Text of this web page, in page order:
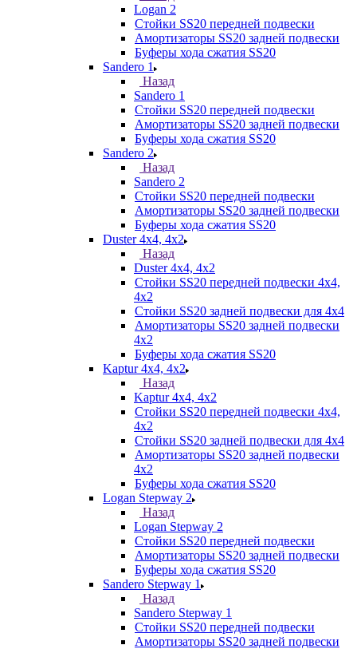
Logan 2
Стойки SS20 передней подвески
Амортизаторы SS20 задней подвески
Буферы хода сжатия SS20
Sandero 1
Назад
Sandero 1
Стойки SS20 передней подвески
Амортизаторы SS20 задней подвески
Буферы хода сжатия SS20
Sandero 2
Назад
Sandero 2
Стойки SS20 передней подвески
Амортизаторы SS20 задней подвески
Буферы хода сжатия SS20
Duster 4х4, 4x2
Назад
Duster 4х4, 4x2
Стойки SS20 передней подвески 4х4,
4x2
Стойки SS20 задней подвески для 4х4
Амортизаторы SS20 задней подвески
4х2
Буферы хода сжатия SS20
Kaptur 4х4, 4х2
Назад
Kaptur 4х4, 4х2
Стойки SS20 передней подвески 4х4,
4x2
Стойки SS20 задней подвески для 4х4
Амортизаторы SS20 задней подвески
4х2
Буферы хода сжатия SS20
Logan Stepway 2
Назад
Logan Stepway 2
Стойки SS20 передней подвески
Амортизаторы SS20 задней подвески
Буферы хода сжатия SS20
Sandero Stepway 1
Назад
Sandero Stepway 1
Стойки SS20 передней подвески
Амортизаторы SS20 задней подвески